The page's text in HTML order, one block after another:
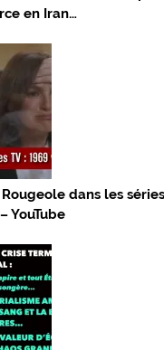
en Iran…
dans les séries
YouTube